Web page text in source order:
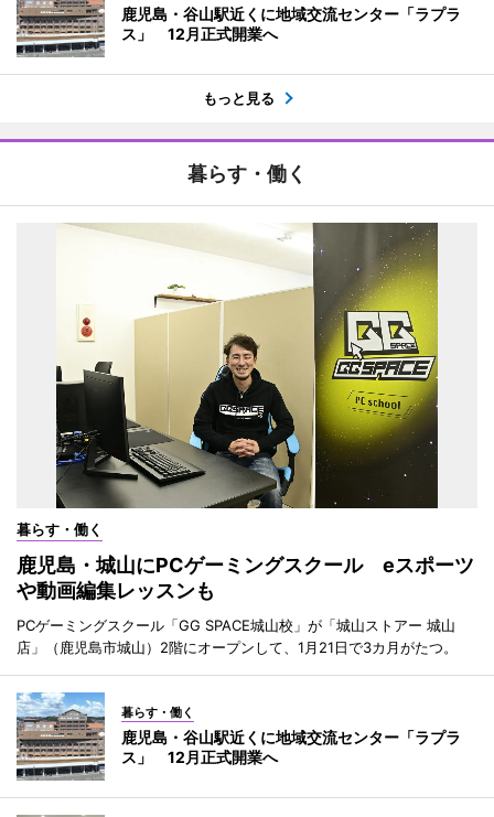
鹿児島・谷山駅近くに地域交流センター「ラプラ
ス」 12月正式開業へ
もっと見る
暮らす・働く
暮らす・働く
鹿児島・城山にPCゲーミングスクール eスポーツ
や動画編集レッスンも
PCゲーミングスクール「GG SPACE城山校」が「城山ストアー 城山
店」（鹿児島市城山）2階にオープンして、1月21日で3カ月がたつ。
暮らす・働く
鹿児島・谷山駅近くに地域交流センター「ラプラ
ス」 12月正式開業へ